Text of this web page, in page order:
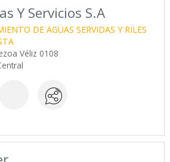
Y Servicios S.A
DE AGUAS SERVIDAS Y RILES
Véliz 0108